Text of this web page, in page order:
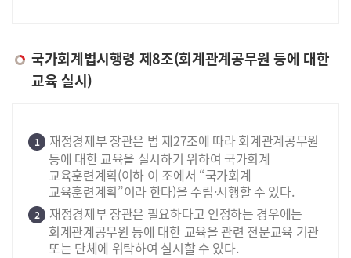
국가회계법시행령 제8조(회계관계공무원 등에 대한
교육 실시)
1
재정경제부 장관은 법 제27조에 따라 회계관계공무원
등에 대한 교육을 실시하기 위하여 국가회계
교육훈련계획(이하 이 조에서 “국가회계
교육훈련계획”이라 한다)을 수립·시행할 수 있다.
2
재정경제부 장관은 필요하다고 인정하는 경우에는
회계관계공무원 등에 대한 교육을 관련 전문교육 기관
또는 단체에 위탁하여 실시할 수 있다.